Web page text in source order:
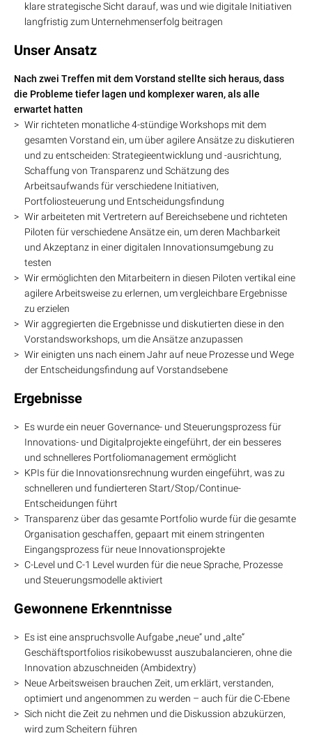
klare strategische Sicht darauf, was und wie digitale Initiativen
langfristig zum Unternehmenserfolg beitragen
Unser Ansatz
Nach zwei Treffen mit dem Vorstand stellte sich heraus, dass
die Probleme tiefer lagen und komplexer waren, als alle
erwartet hatten
Wir richteten monatliche 4-stündige Workshops mit dem
gesamten Vorstand ein, um über agilere Ansätze zu diskutieren
und zu entscheiden: Strategieentwicklung und -ausrichtung,
Schaffung von Transparenz und Schätzung des
Arbeitsaufwands für verschiedene Initiativen,
Portfoliosteuerung und Entscheidungsfindung
Wir arbeiteten mit Vertretern auf Bereichsebene und richteten
Piloten für verschiedene Ansätze ein, um deren Machbarkeit
und Akzeptanz in einer digitalen Innovationsumgebung zu
testen
Wir ermöglichten den Mitarbeitern in diesen Piloten vertikal eine
agilere Arbeitsweise zu erlernen, um vergleichbare Ergebnisse
zu erzielen
Wir aggregierten die Ergebnisse und diskutierten diese in den
Vorstandsworkshops, um die Ansätze anzupassen
Wir einigten uns nach einem Jahr auf neue Prozesse und Wege
der Entscheidungsfindung auf Vorstandsebene
Ergebnisse
Es wurde ein neuer Governance- und Steuerungsprozess für
Innovations- und Digitalprojekte eingeführt, der ein besseres
und schnelleres Portfoliomanagement ermöglicht
KPIs für die Innovationsrechnung wurden eingeführt, was zu
schnelleren und fundierteren Start/Stop/Continue-
Entscheidungen führt
Transparenz über das gesamte Portfolio wurde für die gesamte
Organisation geschaffen, gepaart mit einem stringenten
Eingangsprozess für neue Innovationsprojekte
C-Level und C-1 Level wurden für die neue Sprache, Prozesse
und Steuerungsmodelle aktiviert
Gewonnene Erkenntnisse
Es ist eine anspruchsvolle Aufgabe „neue“ und „alte“
Geschäftsportfolios risikobewusst auszubalancieren, ohne die
Innovation abzuschneiden (Ambidextry)
Neue Arbeitsweisen brauchen Zeit, um erklärt, verstanden,
optimiert und angenommen zu werden – auch für die C-Ebene
Sich nicht die Zeit zu nehmen und die Diskussion abzukürzen,
wird zum Scheitern führen